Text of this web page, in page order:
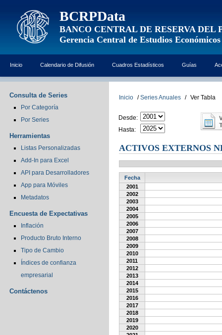
BCRPData
BANCO CENTRAL DE RESERVA DEL
Gerencia Central de Estudios Económicos
Inicio Calendario de Difusión Cuadros Estadísticos Guías
Consulta de Series
Por Categoría
Por Series
Herramientas
Listas Personalizadas
Add-In para Excel
API para Desarrolladores
App para Móviles
Metadatos
Encuesta de Expectativas
Inflación
Producto Bruto Interno
Tipo de Cambio
Índices de confianza
empresarial
Contáctenos
Inicio / Series Anuales / Ver Tabla
Desde:
Hasta:
ACTIVOS EXTERNOS
Fecha
2001
2002
2003
2004
2005
2006
2007
2008
2009
2010
2011
2012
2013
2014
2015
2016
2017
2018
2019
2020